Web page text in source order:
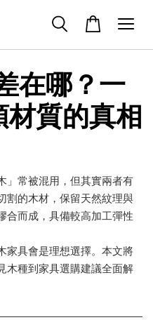
在哪？一
質的真相
」常被混用，但其實兩者有
割的木材，保留天然紋理與
合而成，具備較高加工彈性
家具會是理想選擇。本文將
木種到家具選購建議全面解